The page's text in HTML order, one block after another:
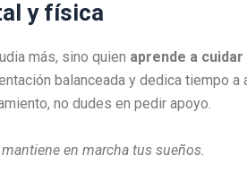
y física
más, sino quien aprende a
balanceada y dedica tiempo
no dudes en pedir apoyo.
en marcha tus sueños.